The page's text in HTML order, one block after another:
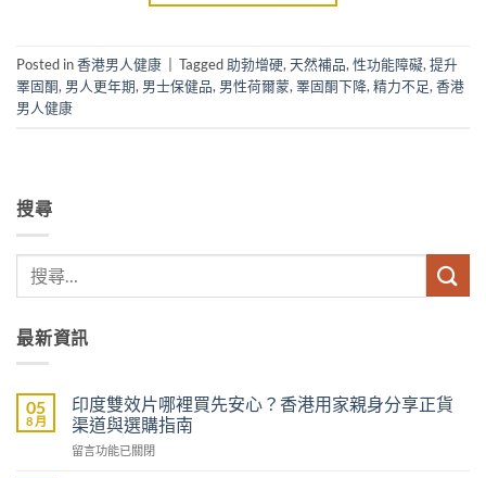
Posted in香港男人健康 Tagged助勃增硬,天然補品,性功能障礙,提升
睪固酮, 男人更年期, 男士保健品, 男性荷爾蒙,睪固酮下降,精力不足,香港
男人健康
搜尋
最新資訊
05
8 月
印度雙效片哪裡買先安心？香港用家親身分享正貨
渠道與選購指南
在
留言功能已關閉